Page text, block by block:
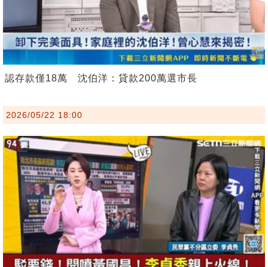
認存款僅18萬 沈伯洋：貸款200萬選市長
2026/05/22 18:00